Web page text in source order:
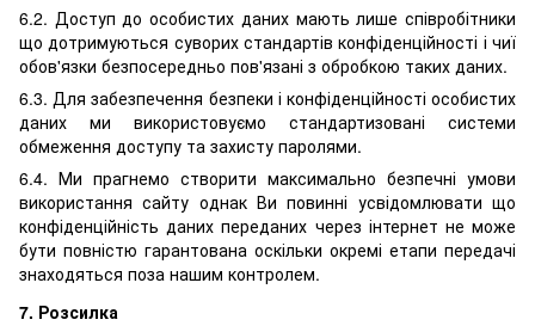
6.2. Доступ до особистих даних мають лише співробітники
що дотримуються суворих стандартів конфіденційності і чиї
обов'язки безпосередньо пов'язані з обробкою таких даних.
6.3. Для забезпечення безпеки і конфіденційності особистих
даних ми використовуємо стандартизовані системи
обмеження доступу та захисту паролями.
6.4. Ми прагнемо створити максимально безпечні умови
використання сайту однак Ви повинні усвідомлювати що
конфіденційність даних переданих через інтернет не може
бути повністю гарантована оскільки окремі етапи передачі
знаходяться поза нашим контролем.
7. Розсилка